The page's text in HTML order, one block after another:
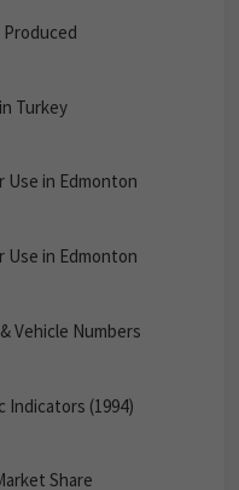
Produced
Turkey
Use in Edmonton
Use in Edmonton
Vehicle Numbers
Indicators (1994)
Share